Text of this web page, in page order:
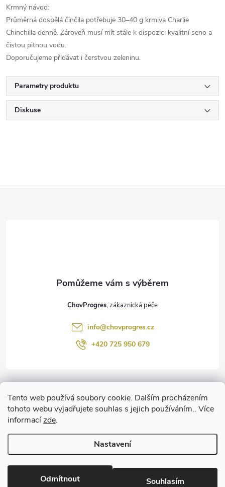
Tento web používá soubory cookie. Dalším procházením
tohoto webu vyjadřujete souhlas s jejich používáním.. Více
informacízde.
Nastavení
Odmítnout Souhlasím
Krmný návod:
Průměrná dospělá činčila potřebuje 30–40 g krmiva Charlie
Chinchilla denně. Zároveň musí mít stále k dispozici kvalitní seno a
čistou pitnou vodu.
Doporučujeme přidávat i čerstvou zeleninu.
Parametry produktu
Diskuse
ChovProgres
info@chovprogres.cz
+420 725 950 679
Copyright 2026ChovProgres.cz. Všechna práva vyhrazena.Upravit
nastavení cookies